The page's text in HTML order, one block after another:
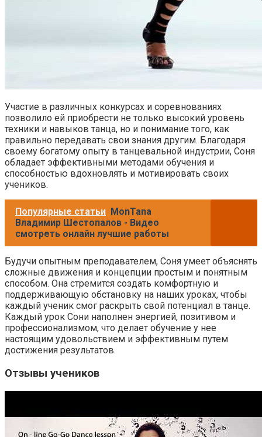
Участие в различных конкурсах и соревнованиях
позволило ей приобрести не только высокий уровень
техники и навыков танца, но и понимание того, как
правильно передавать свои знания другим. Благодаря
своему богатому опыту в танцевальной индустрии, Соня
обладает эффективными методами обучения и
способностью вдохновлять и мотивировать своих
учеников.
Популярные статьи MonTana
Владимир Шестопалов - Видео
смотреть онлайн лучшие работы
Будучи опытным преподавателем, Соня умеет объяснять
сложные движения и концепции простым и понятным
способом. Она стремится создать комфортную и
поддерживающую обстановку на наших уроках, чтобы
каждый ученик смог раскрыть свой потенциал в танце.
Каждый урок Сони наполнен энергией, позитивом и
профессионализмом, что делает обучение у нее
настоящим удовольствием и эффективным путем
достижения результатов.
Отзывы учеников